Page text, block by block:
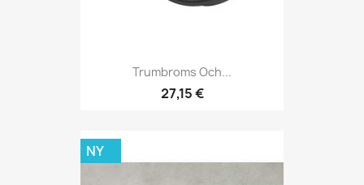
Trumbroms Och...
27,15 €
NY